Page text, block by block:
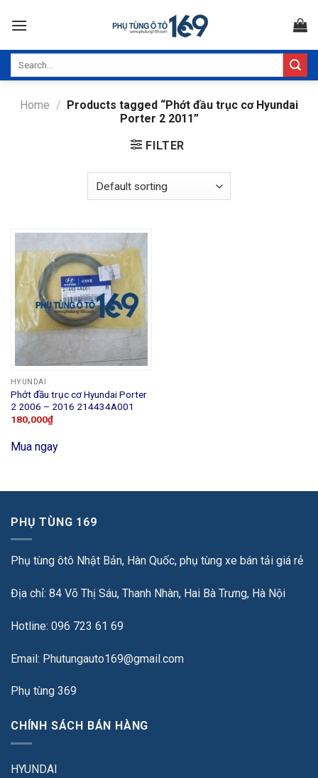
Home / Products tagged “Phớt đầu trục cơ Hyundai
Porter 2 2011”
FILTER
HYUNDAI
Phớt đầu trục cơ Hyundai Porter
2 2006 – 2016 214434A001
180,000₫
Mua ngay
PHỤ TÙNG 169
Phụ tùng ôtô Nhật Bản, Hàn Quốc, phụ tùng xe bán tải giá rẻ
Địa chỉ: 84 Võ Thị Sáu, Thanh Nhàn, Hai Bà Trưng, Hà Nội
Hotline: 096 723 61 69
Email: Phutungauto169@gmail.com
Phụ tùng 369
CHÍNH SÁCH BÁN HÀNG
HYUNDAI